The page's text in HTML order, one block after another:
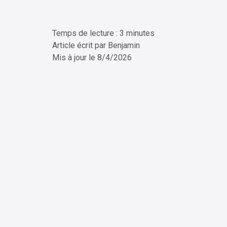
Temps de lecture : 3 minutes
Article écrit par Benjamin
Mis à jour le 8/4/2026